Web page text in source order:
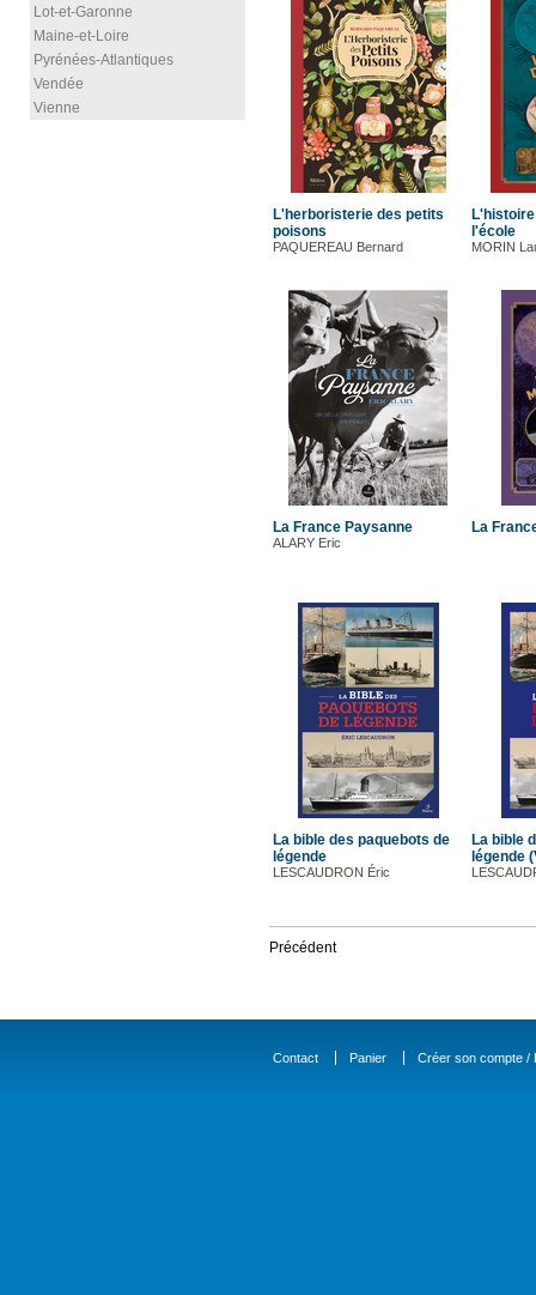
Lot-et-Garonne
Maine-et-Loire
Pyrénées-Atlantiques
Vendée
Vienne
L'herboristerie des petits
poisons
PAQUEREAU Bernard
l'école
MORIN
La France Paysanne
ALARY Eric
La
La bible des paquebots de
légende
LESCAUDRON Éric
La bible
légende
Précédent
Contact Panier Créer son compte /